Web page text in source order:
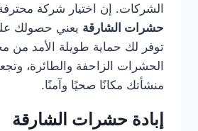
الشركات. إن اختيار شركة
حشرات الشارقة يعني حصولك
توفر لك حماية طويلة الأمد من
الحشرات الزاحفة والطائرة،
منشأتك مكانًا صحيًا وآمنًا.
إبادة حشرات الشارقة